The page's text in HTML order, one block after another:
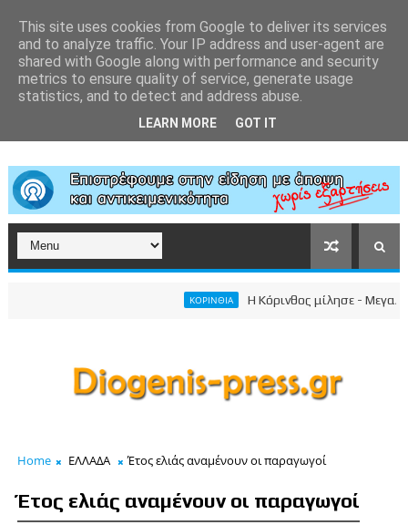
ΚΟΡΙΝΘΙΑ Η Κόρινθος μίλησε -
Home ΕΛΛΑΔΑ Έτος ελιάς αναµένουν οι παραγωγοί
Έτος ελιάς αναµένουν οι παραγωγοί
This site uses cookies from Google to deliver its services
and to analyze traffic. Your IP address and user-agent are
shared with Google along with performance and security
metrics to ensure quality of service, generate usage
statistics, and to detect and address abuse.
LEARN MORE GOT IT